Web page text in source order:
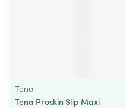
Tena
Tena Proskin Slip Maxi